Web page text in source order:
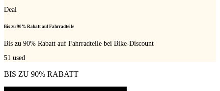
Deal
Bis zu 90% Rabatt auf Fahrradteile
Bis zu 90% Rabatt auf Fahrradteile bei Bike-Discount
51 used
BIS ZU 90% RABATT